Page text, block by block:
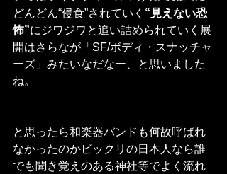
どんどん“侵食”されていく “見えない恐
怖”にジワジワと追い詰められていく展
開はさらなが「SF/ボディ・スナッチャ
ーズ」みたいなだなー、と思いました
ね。
と思ったら和楽器バンドも何故呼ばれ
なかったのかビックリの日本人なら誰
でも聞き覚えのある神社等でよく流れ